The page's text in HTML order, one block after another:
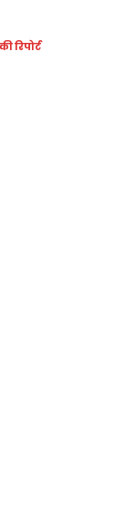
रिपोर्ट